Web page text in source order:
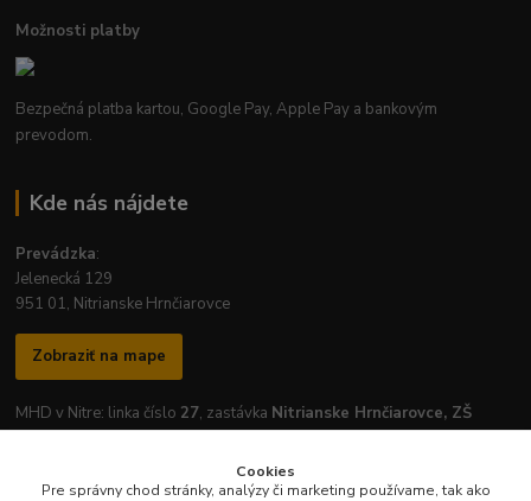
Možnosti platby
Bezpečná platba kartou, Google Pay, Apple Pay a bankovým
prevodom.
Kde nás nájdete
Prevádzka:
Jelenecká 129
951 01, Nitrianske Hrnčiarovce
Zobraziť na mape
MHD v Nitre: linka číslo 27, zastávka Nitrianske Hrnčiarovce, ZŠ
Cookies
Pre správny chod stránky, analýzy či marketing používame, tak ako